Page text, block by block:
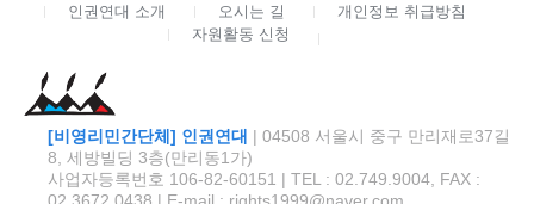
인권연대 소개 오시는 길
개인정보 취급방침
자원활동 신청
[비영리민간단체] 인권연대 | 04508 서울시 중구 만리재로37길
8, 세방빌딩 3층(만리동1가)
사업자등록번호 106-82-60151 | TEL : 02.749.9004, FAX :
02.3672.0438 | E-mail : rights1999@naver.com